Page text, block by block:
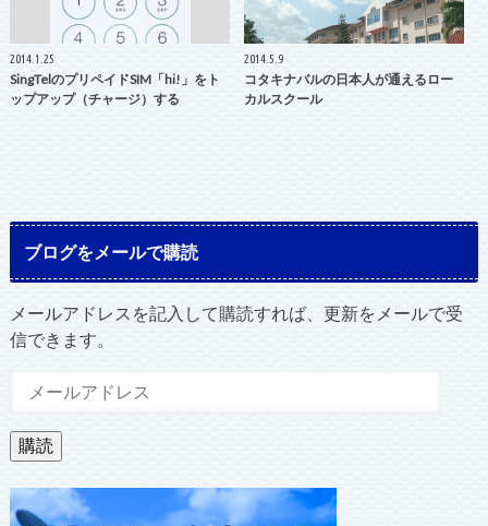
2014.1.25
SingTelのプリペイドSIM「hi!」をト
ップアップ（チャージ）する
2014.5.9
コタキナバルの日本人が通えるロー
カルスクール
ブログをメールで購読
メールアドレスを記入して購読すれば、更新をメールで受
信できます。
ル
ア
ド
レ
購読